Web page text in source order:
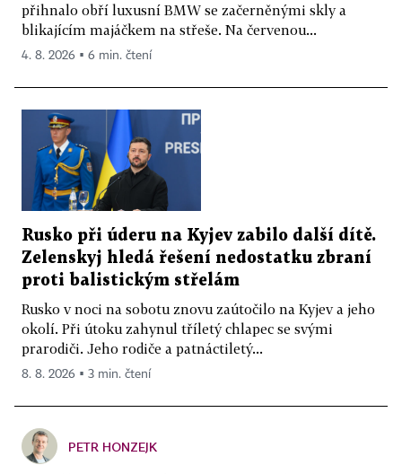
přihnalo obří luxusní BMW se začerněnými skly a
blikajícím majáčkem na střeše. Na červenou...
4. 8. 2026 ▪ 6 min. čtení
Rusko při úderu na Kyjev zabilo další dítě.
Zelenskyj hledá řešení nedostatku zbraní
proti balistickým střelám
Rusko v noci na sobotu znovu zaútočilo na Kyjev a jeho
okolí. Při útoku zahynul tříletý chlapec se svými
prarodiči. Jeho rodiče a patnáctiletý...
8. 8. 2026 ▪ 3 min. čtení
PETR HONZEJK